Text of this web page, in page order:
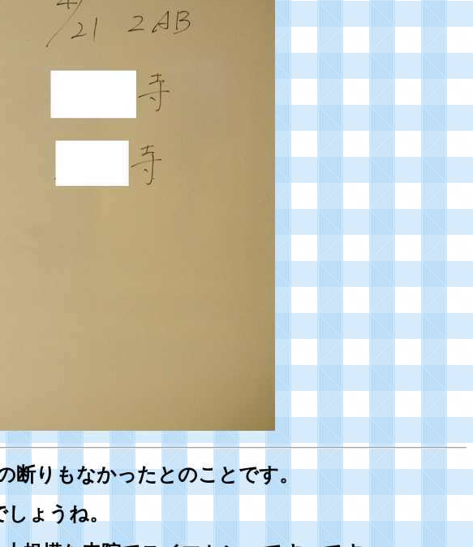
断りもなかったとのことです。
ょうね。